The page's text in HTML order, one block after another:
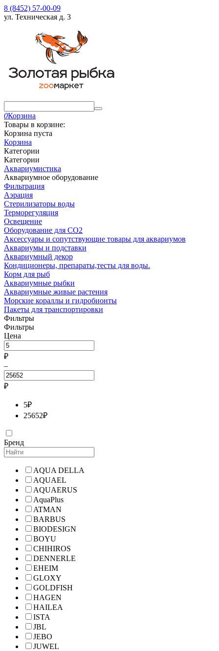
8 (8452) 57-00-09
ул. Техническая д. 3
0Корзина
Товары в корзине:
Корзина пуста
Корзина
Категории
Категории
Аквариумистика
Аквариумное оборудование
Фильтрация
Аэрация
Стерилизаторы воды
Терморегуляция
Освещение
Оборудование для CO2
Аксессуары и сопутствующие товары для аквариумов
Аквариумы и подставки
Аквариумный декор
Кондиционеры, препараты,тесты для воды.
Корм для рыб
Аквариумные рыбки
Аквариумные живые растения
Морские кораллы и гидробионты
Пакеты для транспортировки
Фильтры
Фильтры
Цена
₽
–
₽
5₽
25652₽
Бренд
AQUA DELLA
AQUAEL
AQUAERUS
AquaPlus
ATMAN
BARBUS
BIODESIGN
BOYU
CHIHIROS
DENNERLE
EHEIM
GLOXY
GOLDFISH
HAGEN
HAILEA
ISTA
JBL
JEBO
JUWEL